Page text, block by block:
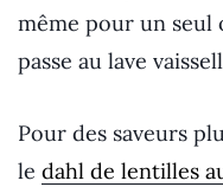
même pour un seul
passe au lave
Pour des saveurs
le dahl de lentilles